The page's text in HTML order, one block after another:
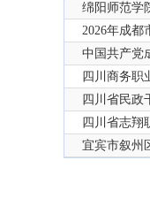
绵阳师范学
2026年成都
中国共产党
四川商务职
四川省民政
四川省志翔
宜宾市叙州